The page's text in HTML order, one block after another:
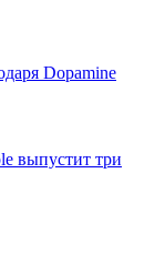
Dopamine
выпустит три